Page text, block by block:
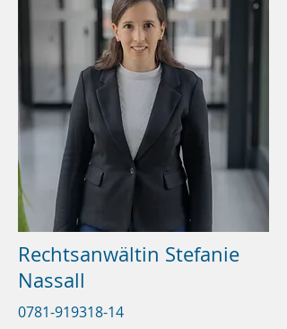
Rechtsanwältin Stefanie
Nassall
0781-919318-14